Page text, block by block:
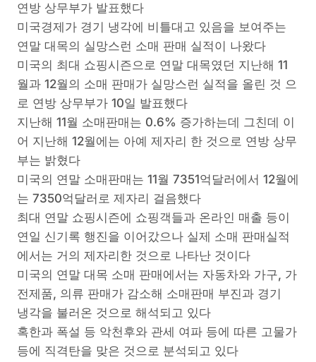
연방 상무부가 발표했다
미국경제가 경기 냉각에 비틀대고 있음을 보여주는
연말 대목의 실망스런 소매 판매 실적이 나왔다
미국의 최대 쇼핑시즌으로 연말 대목였던 지난해 11
월과 12월의 소매 판매가 실망스런 실적을 올린 것 으
로 연방 상무부가 10일 발표했다
지난해 11월 소매판매는 0.6% 증가하는데 그친데 이
어 지난해 12월에는 아예 제자리 한 것으로 연방 상무
부는 밝혔다
미국의 연말 소매판매는 11월 7351억달러에서 12월에
는 7350억달러로 제자리 걸음했다
최대 연말 쇼핑시즌에 쇼핑객들과 온라인 매출 등이
연일 신기록 행진을 이어갔으나 실제 소매 판매실적
에서는 거의 제자리한 것으로 나타난 것이다
미국의 연말 대목 소매 판매에서는 자동차와 가구, 가
전제품, 의류 판매가 감소해 소매판매 부진과 경기
냉각을 불러온 것으로 해석되고 있다
혹한과 폭설 등 악천후와 관세 여파 등에 따른 고물가
등에 직격탄을 맞은 것으로 분석되고 있다